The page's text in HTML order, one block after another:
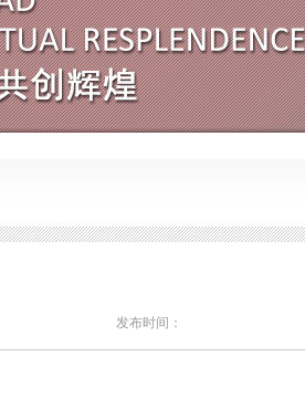
发布时间：